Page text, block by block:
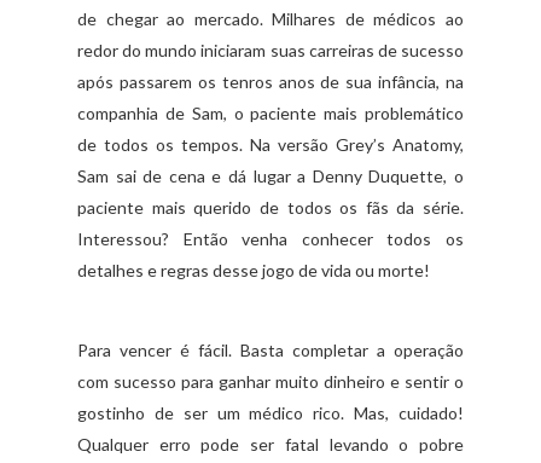
de chegar ao mercado. Milhares de médicos ao
redor do mundo iniciaram suas carreiras de sucesso
após passarem os tenros anos de sua infância, na
companhia de Sam, o paciente mais problemático
de todos os tempos. Na versão Grey’s Anatomy,
Sam sai de cena e dá lugar a Denny Duquette, o
paciente mais querido de todos os fãs da série.
Interessou? Então venha conhecer todos os
detalhes e regras desse jogo de vida ou morte!
Para vencer é fácil. Basta completar a operação
com sucesso para ganhar muito dinheiro e sentir o
gostinho de ser um médico rico. Mas, cuidado!
Qualquer erro pode ser fatal levando o pobre